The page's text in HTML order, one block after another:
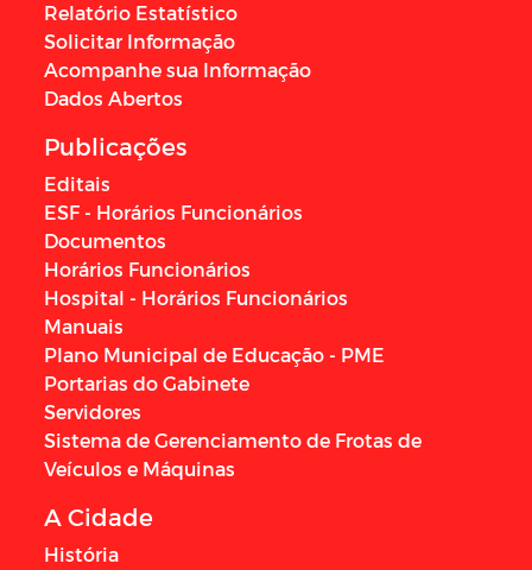
Relatório Estatístico
Solicitar Informação
Acompanhe sua Informação
Dados Abertos
Publicações
Editais
ESF - Horários Funcionários
Documentos
Horários Funcionários
Hospital - Horários Funcionários
Manuais
Plano Municipal de Educação - PME
Portarias do Gabinete
Servidores
Sistema de Gerenciamento de Frotas de
Veículos e Máquinas
A Cidade
História